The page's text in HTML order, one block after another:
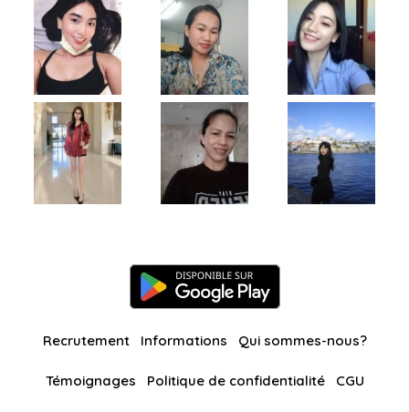
Recrutement Informations Qui sommes-nous?
Témoignages Politique de confidentialité CGU